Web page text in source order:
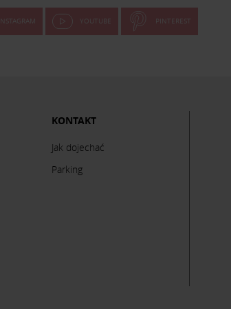
INSTAGRAM YOUTUBE PINTEREST
KONTAKT
Jak dojechać
Parking